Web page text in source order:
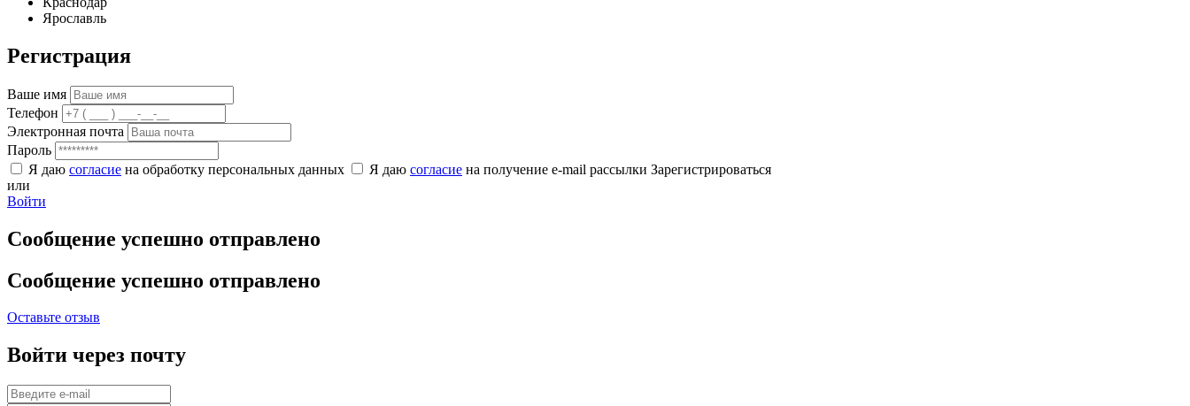
Ярославль
Регистрация
Ваше имя
Телефон
Электронная почта
Пароль
Я даю согласие на обработку персональных данных Я даю согласие на получение e-mail рассылки Зарегистрироваться
или
Войти
Сообщение успешно отправлено
Сообщение успешно отправлено
Оставьте отзыв
Войти через почту